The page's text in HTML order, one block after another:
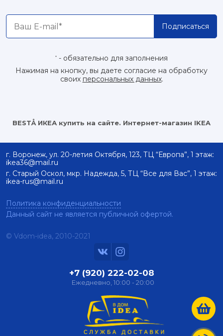
Подписаться
* - обязательно для заполнения
Нажимая на кнопку, вы даете согласие на обработку
своих персональных данных.
BESTÅ ИКЕА купить на сайте. Интернет-магазин IKEA
г. Воронеж, ул. 20-летия Октября, 123, ТЦ “Европа”, 1 этаж:
ikea36@mail.ru
г. Старый Оскол, мкр. Надежда, 5, ТЦ “Все для Вас”, 1 этаж:
ikea-rus@mail.ru
Политика конфиденциальности
Данный сайт не является публичной офертой.
© Vdom-idea, 2010-2021
+7 (920) 222-02-08
Ежедневно, 10:00 - 20:00